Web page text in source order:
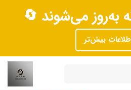
به‌روز می‌شوند 🔄
بیش‌تر